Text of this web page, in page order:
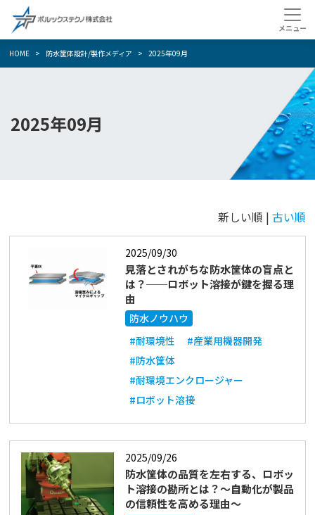
HOME 防水筐体設計/製作メディア 2025年09月
2025年09月
新しい順 | 古い順
2025/09/30
見落とされがちな防水筐体の盲点と
は？──ロボット溶接が鍵を握る理
由
防水ノウハウ
#耐環境性
#産業用機器開発
#防水筐体
#耐環境エンクロージャー
#ロボット溶接
2025/09/26
防水筐体の品質を左右する、ロボッ
ト溶接の勘所とは？～自動化が製品
の信頼性を高める理由～